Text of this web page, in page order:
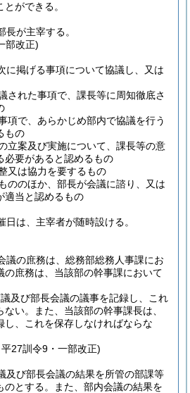
ができる。
長が主宰する。
部改正)
に掲げる事項について協議し、又は
された事項で、課長等に周知徹底さ
項で、あらかじめ部内で協議を行う
もの
立案及び実施について、課長等の意
必要があると認めるもの
又は協力を要するもの
ののほか、部長が会議に諮り、又は
適当と認めるもの
日は、主宰者が随時設ける。
議の庶務は、総務部総務人事課にお
の庶務は、当該部の幹事課において
及び部長会議の議事を記録し、これ
い。
また、当該部の幹事課長は、
し、これを保存しなければならな
27訓令9・一部改正)
及び部長会議の結果を所管の部課等
とする。
また、部内会議の結果を